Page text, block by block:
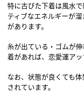
特に古びた下着は風水
ティブなエネルギーが
があります。
糸が出ている・ゴムが
着があれば、恋愛運アッ
なお、状態が良くても
されています。